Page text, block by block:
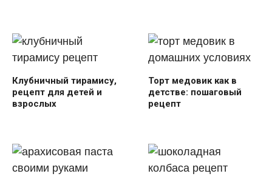
Клубничный тирамису,
рецепт для детей и
взрослых
Торт медовик как в
детстве: пошаговый
рецепт